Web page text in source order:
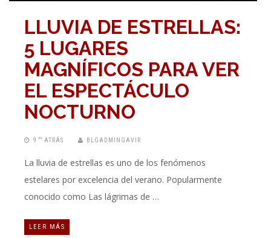
LLUVIA DE ESTRELLAS:
5 LUGARES
MAGNÍFICOS PARA VER
EL ESPECTÁCULO
NOCTURNO
9 “” ATRÁS BLGADMINGAVIR
La lluvia de estrellas es uno de los fenómenos
estelares por excelencia del verano. Popularmente
conocido como Las lágrimas de …
LEER MÁS